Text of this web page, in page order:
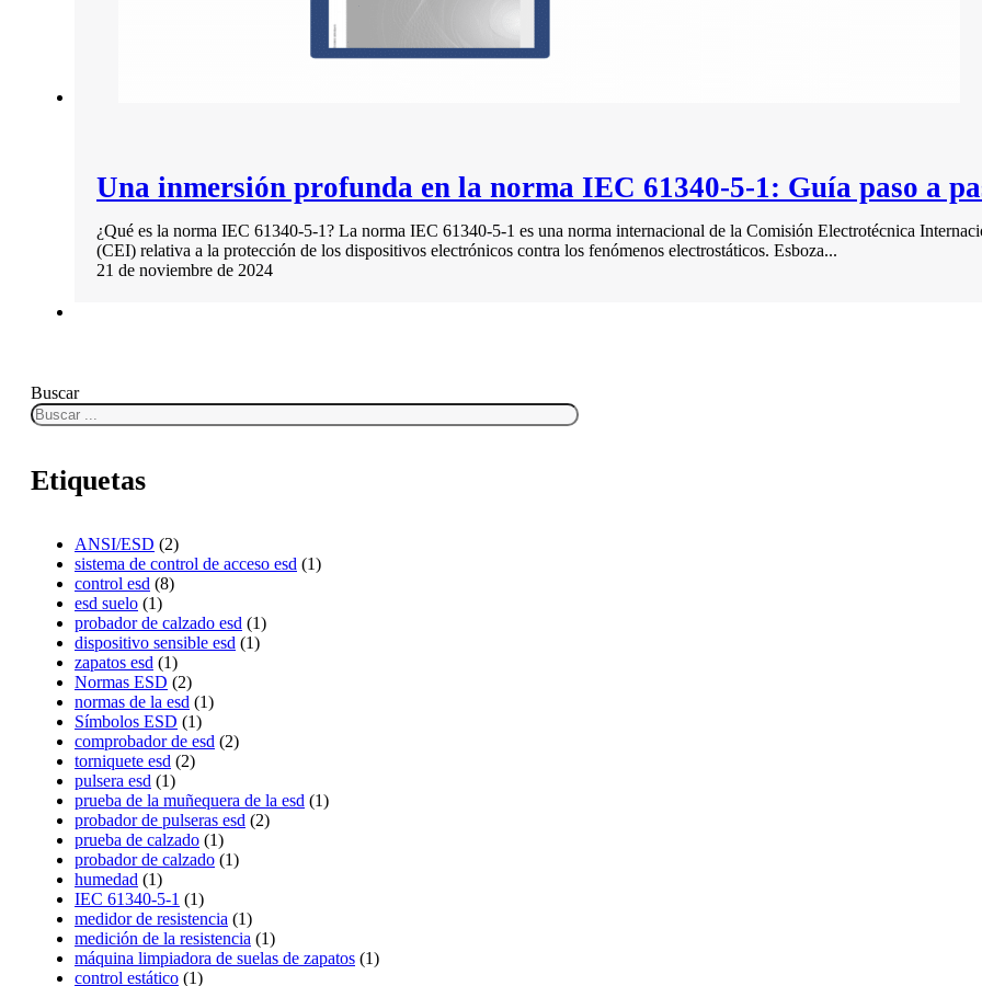
Una inmersión profunda en la norma IEC 61340-5-1: Guía paso a
¿Qué es la norma IEC 61340-5-1? La norma IEC 61340-5-1 es una norma internacional de la Comisión Electrotécnica
(CEI) relativa a la protección de los dispositivos electrónicos contra los fenómenos electrostáticos. Esboza...
21 de noviembre de 2024
Buscar
Etiquetas
ANSI/ESD (2)
sistema de control de acceso esd (1)
control esd (8)
esd suelo (1)
probador de calzado esd (1)
dispositivo sensible esd (1)
zapatos esd (1)
Normas ESD (2)
normas de la esd (1)
Símbolos ESD (1)
comprobador de esd (2)
torniquete esd (2)
pulsera esd (1)
prueba de la muñequera de la esd (1)
probador de pulseras esd (2)
prueba de calzado (1)
probador de calzado (1)
humedad (1)
IEC 61340-5-1 (1)
medidor de resistencia (1)
medición de la resistencia (1)
máquina limpiadora de suelas de zapatos (1)
control estático (1)